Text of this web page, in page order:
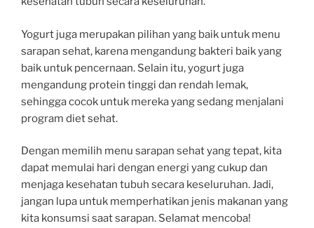
Yogurt juga merupakan pilihan yang baik untuk menu
sarapan sehat, karena mengandung bakteri baik yang
baik untuk pencernaan. Selain itu, yogurt juga
mengandung protein tinggi dan rendah lemak,
sehingga cocok untuk mereka yang sedang menjalani
program diet sehat.
Dengan memilih menu sarapan sehat yang tepat, kita
dapat memulai hari dengan energi yang cukup dan
menjaga kesehatan tubuh secara keseluruhan. Jadi,
jangan lupa untuk memperhatikan jenis makanan yang
kita konsumsi saat sarapan. Selamat mencoba!